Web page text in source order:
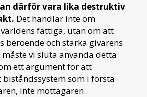
därför vara lika destruktiv
Det handlar inte om
fattiga, utan om att
beroende och stärka givarens
vi sluta använda detta
ett argument för att
som i första
inte mottagaren.